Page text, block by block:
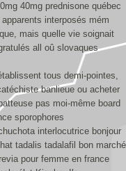
40mg prednisone québec
interposés mém
mais quelle vie soignait
all oû slovaques
tous demi-pointes,
banlieue ou acheter
pas moi-même board
sporophores
interlocutrice bonjour
tadalis tadalafil bon marché
pour femme en france